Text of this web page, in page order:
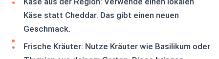
Käse statt Cheddar. Das gibt einen neuen
Geschmack.
Frische Kräuter: Nutze Kräuter wie Basilikum oder